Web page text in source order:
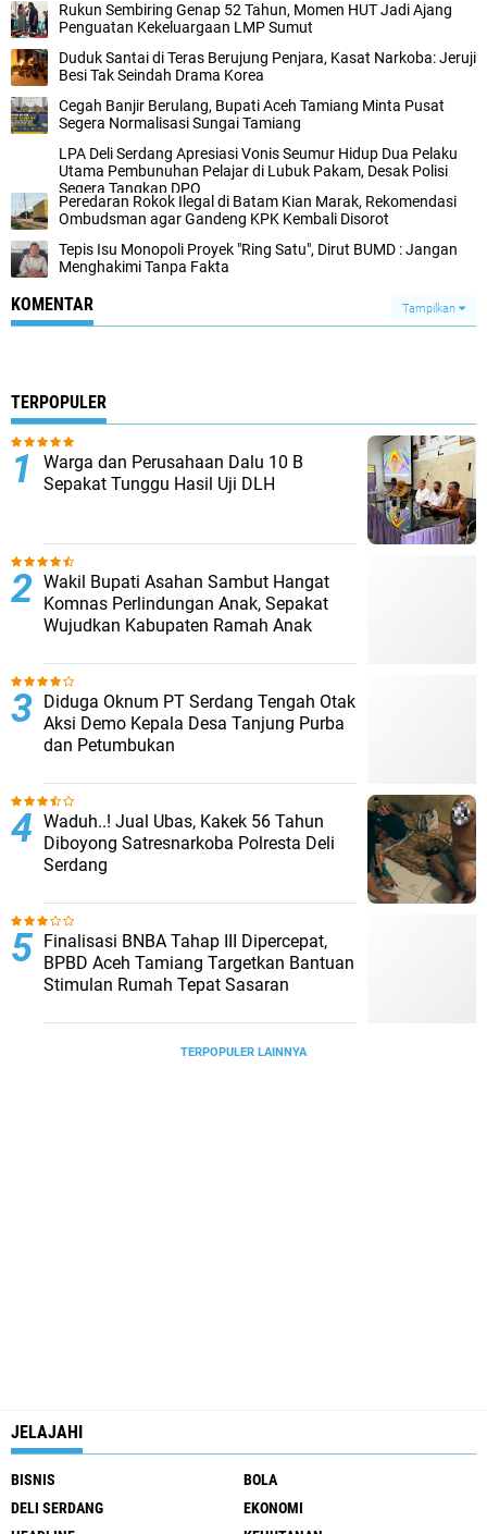
Rukun Sembiring Genap 52 Tahun, Momen HUT Jadi Ajang
Penguatan Kekeluargaan LMP Sumut
Duduk Santai di Teras Berujung Penjara, Kasat Narkoba: Jeruji
Besi Tak Seindah Drama Korea
Cegah Banjir Berulang, Bupati Aceh Tamiang Minta Pusat
Segera Normalisasi Sungai Tamiang
LPA Deli Serdang Apresiasi Vonis Seumur Hidup Dua Pelaku
Utama Pembunuhan Pelajar di Lubuk Pakam, Desak Polisi
Segera Tangkap DPO
Peredaran Rokok Ilegal di Batam Kian Marak, Rekomendasi
Ombudsman agar Gandeng KPK Kembali Disorot
Tepis Isu Monopoli Proyek "Ring Satu", Dirut BUMD : Jangan
Menghakimi Tanpa Fakta
KOMENTAR Tampilkan
TERPOPULER
Warga dan Perusahaan Dalu 10 B
Sepakat Tunggu Hasil Uji DLH
Wakil Bupati Asahan Sambut Hangat
Komnas Perlindungan Anak, Sepakat
Wujudkan Kabupaten Ramah Anak
Diduga Oknum PT Serdang Tengah Otak
Aksi Demo Kepala Desa Tanjung Purba
dan Petumbukan
Waduh..! Jual Ubas, Kakek 56 Tahun
Diboyong Satresnarkoba Polresta Deli
Serdang
Finalisasi BNBA Tahap III Dipercepat,
BPBD Aceh Tamiang Targetkan Bantuan
Stimulan Rumah Tepat Sasaran
TERPOPULER LAINNYA
JELAJAHI
BISNIS
BOLA
DELI SERDANG
EKONOMI